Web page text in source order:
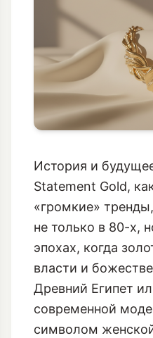
История и
Statement Gold,
«громкие»
не только в 80-х,
эпохах, когда
власти и
Древний Египет
современной
символом